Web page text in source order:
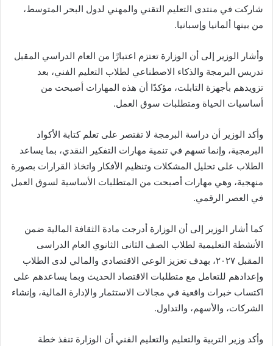
شاركت في منتدى التعليم التقني والمهني لدول البحر المتوسط،
من بينها ألمانيا وإسبانيا.
وأشار الوزير إلى أن الوزارة تعتزم اعتبارًا من العام الدراسي المقبل
تدريس البرمجة والذكاء الاصطناعي لطلاب التعليم الفني، بعد
تزويدهم بأجهزة التابلت، مؤكدًا أن هذه المهارات أصبحت من
أساسيات الحياة ومتطلبات سوق العمل.
وأكد الوزير أن دراسة البرمجة لا تقتصر على تعلم كتابة الأكواد
البرمجية، وإنما تسهم في تنمية مهارات التفكير النقدي، بما يساعد
الطلاب على تحليل المشكلات وتنظيم الأفكار واتخاذ القرارات بصورة
منهجية، وهي مهارات أصبحت من المتطلبات الأساسية لسوق العمل
في العصر الرقمي.
كما أشار الوزير إلى أن الوزارة أدرجت مادة الثقافة المالية ضمن
الأنشطة التعليمية لطلاب الصف الثانى الثانوي العام الدراسى
المقبل ٢٠٢٧، بهدف تعزيز الوعي الاقتصادي والمالي لدى الطلاب
وإعدادهم للتعامل مع متطلبات الاقتصاد الحديث وبما يساعدهم على
اكتساب خبرات واقعية في مجالات الاستثمار والإدارة المالية، وإنشاء
الشركات، والأسهم، والتداول.
وأكد وزير التربية والتعليم والتعليم الفني أن الوزارة تنفذ خطة